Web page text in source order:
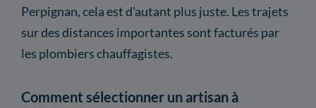
Perpignan, cela est d'autant plus juste. Les trajets
sur des distances importantes sont facturés par
les plombiers chauffagistes.
Comment sélectionner un artisan à